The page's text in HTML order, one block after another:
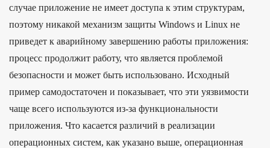
случае приложение не имеет доступа к этим структурам,
поэтому никакой механизм защиты Windows и Linux не
приведет к аварийному завершению работы приложения:
процесс продолжит работу, что является проблемой
безопасности и может быть использовано. Исходный
пример самодостаточен и показывает, что эти уязвимости
чаще всего используются из-за функциональности
приложения. Что касается различий в реализации
операционных систем, как указано выше, операционная